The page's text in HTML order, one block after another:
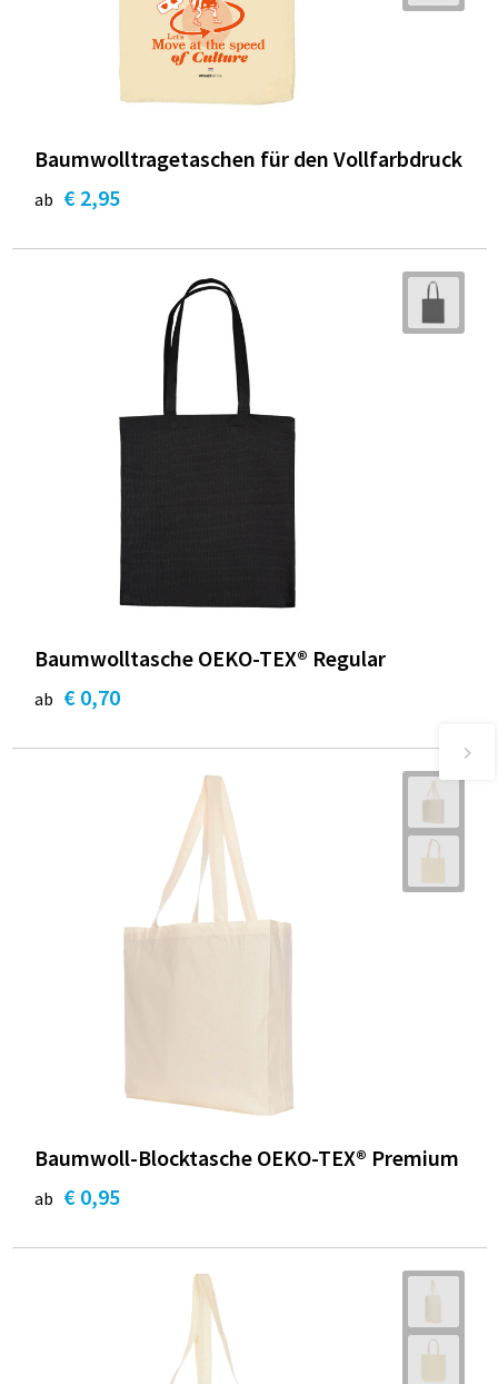
Baumwolltragetaschen für den Vollfarbdruck
ab € 2,95
Baumwolltasche OEKO-TEX® Regular
ab € 0,70
Baumwoll-Blocktasche OEKO-TEX® Premium
ab € 0,95